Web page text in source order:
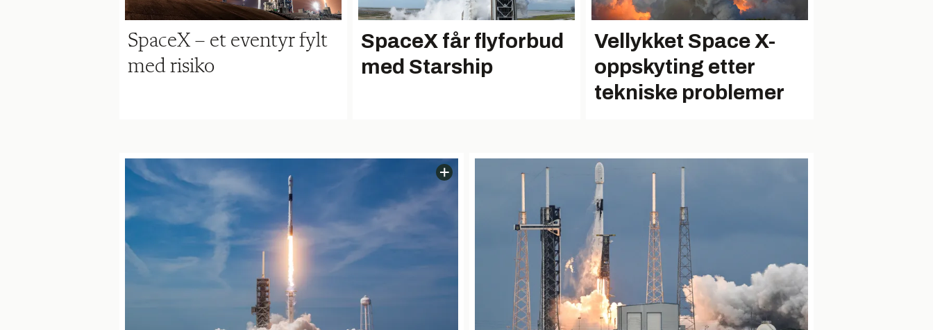
SpaceX – et eventyr fylt
med risiko
SpaceX får flyforbud
med Starship
Vellykket Space X-
oppskyting etter
tekniske problemer